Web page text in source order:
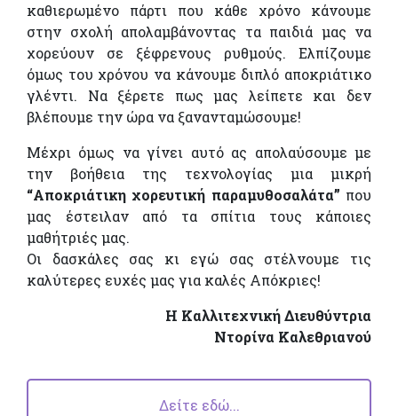
καθιερωμένο πάρτι που κάθε χρόνο κάνουμε
στην σχολή απολαμβάνοντας τα παιδιά μας να
χορεύουν σε ξέφρενους ρυθμούς. Ελπίζουμε
όμως του χρόνου να κάνουμε διπλό αποκριάτικο
γλέντι. Να ξέρετε πως μας λείπετε και δεν
βλέπουμε την ώρα να ξανανταμώσουμε!
Μέχρι όμως να γίνει αυτό ας απολαύσουμε με
την βοήθεια της τεχνολογίας μια μικρή
“Αποκριάτικη χορευτική παραμυθοσαλάτα” που
μας έστειλαν από τα σπίτια τους κάποιες
μαθήτριές μας.
Οι δασκάλες σας κι εγώ σας στέλνουμε τις
καλύτερες ευχές μας για καλές Απόκριες!
Η Καλλιτεχνική Διευθύντρια
Ντορίνα Καλεθριανού
Δείτε εδώ...